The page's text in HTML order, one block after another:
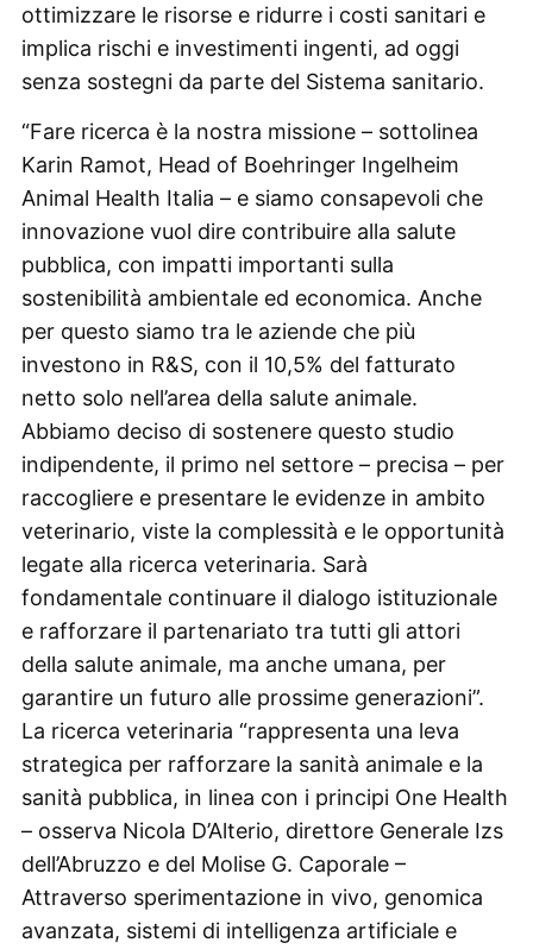
ottimizzare le risorse e ridurre i costi sanitari e
implica rischi e investimenti ingenti, ad oggi
senza sostegni da parte del Sistema sanitario.
“Fare ricerca è la nostra missione – sottolinea
Karin Ramot, Head of Boehringer Ingelheim
Animal Health Italia – e siamo consapevoli che
innovazione vuol dire contribuire alla salute
pubblica, con impatti importanti sulla
sostenibilità ambientale ed economica. Anche
per questo siamo tra le aziende che più
investono in R&S, con il 10,5% del fatturato
netto solo nell’area della salute animale.
Abbiamo deciso di sostenere questo studio
indipendente, il primo nel settore – precisa – per
raccogliere e presentare le evidenze in ambito
veterinario, viste la complessità e le opportunità
legate alla ricerca veterinaria. Sarà
fondamentale continuare il dialogo istituzionale
e rafforzare il partenariato tra tutti gli attori
della salute animale, ma anche umana, per
garantire un futuro alle prossime generazioni”.
La ricerca veterinaria “rappresenta una leva
strategica per rafforzare la sanità animale e la
sanità pubblica, in linea con i principi One Health
– osserva Nicola D’Alterio, direttore Generale Izs
dell’Abruzzo e del Molise G. Caporale –
Attraverso sperimentazione in vivo, genomica
avanzata, sistemi di intelligenza artificiale e